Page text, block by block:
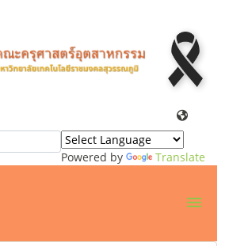
Powered by Translate